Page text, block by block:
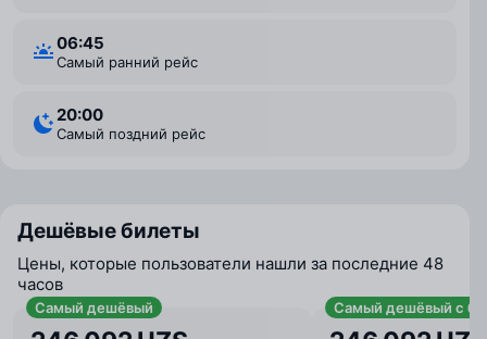
06:45
Самый ранний рейс
20:00
Самый поздний рейс
Дешёвые билеты
Цены, которые пользователи нашли за последние 48
часов
Самый дешёвый Самый дешёвый с